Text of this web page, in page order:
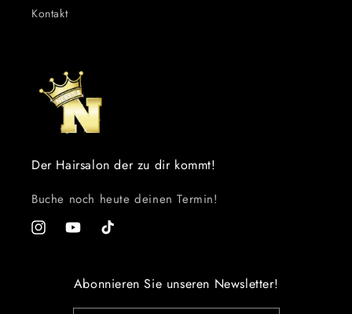
Kontakt
Der Hairsalon der zu dir kommt!
Buche noch heute deinen Termin!
InstagramYouTubeTikTok
Abonnieren Sie unseren Newsletter!